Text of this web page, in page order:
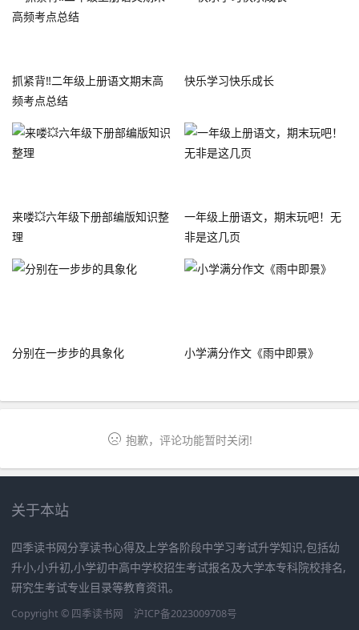
抓紧背‼️二年级上册语文期末高
频考点总结
快乐学习快乐成长
来喽💥六年级下册部编版知识整
理
一年级上册语文，期末玩吧！无
非是这几页
分别在一步步的具象化 小学满分作文《雨中即景》
抱歉，评论功能暂时关闭!
关于本站
四季读书网分享读书心得及上学各阶段中学习考试升学知识,包括幼
升小,小升初,小学初中高中学校招生考试报名及大学本专科院校排名,
研究生考试专业目录等教育资讯。
Copyright © 四季读书网 沪ICP备2023009708号